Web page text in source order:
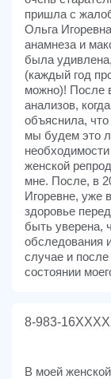
пришла с
Ольга
анамнеза и
была
(каждый год
можно)! После
анализов,
объяснила, что
мы будем это
женской
мне. После, в
Игоревне, уже
здоровье
быть уверена,
обследования
случае и
состоянии
8-983-
В моей